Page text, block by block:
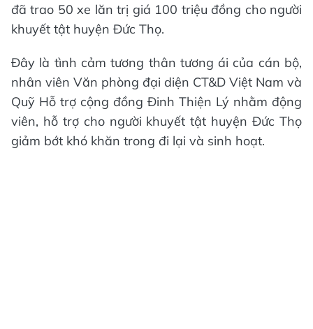
đã trao 50 xe lăn trị giá 100 triệu đồng cho người
khuyết tật huyện Đức Thọ.
Đây là tình cảm tương thân tương ái của cán bộ,
nhân viên Văn phòng đại diện CT&D Việt Nam và
Quỹ Hỗ trợ cộng đồng Đinh Thiện Lý nhằm động
viên, hỗ trợ cho người khuyết tật huyện Đức Thọ
giảm bớt khó khăn trong đi lại và sinh hoạt.